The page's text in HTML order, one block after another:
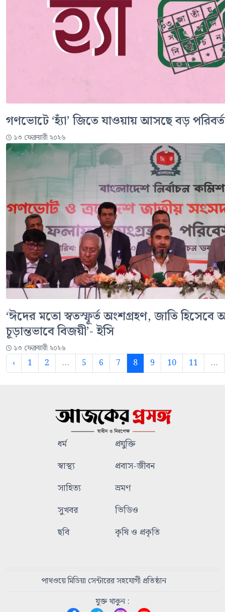
গণভোটে ‘হ্যাঁ’ জিতে যাওয়ায় আসছে বড়
১৩ ফেব্রুয়ারী ২০২৬
‘ঈদের মতো স্বতস্ফূর্ত অংশগ্রহণ, জাতি হিসেবে
চূড়ান্তভাবে বিজয়ী’- ইসি
১৩ ফেব্রুয়ারী ২০২৬
‹ 1 2 ... 5 6 7 8 9 10 11 ...
ধর্ম
প্রযুক্তি
স্বাস্থ্য
প্রবাস-জীবন
সাহিত্য
ভ্রমণ
সুখবর
ভিডিও
ছবি
কৃষি ও প্রকৃতি
পাথওয়ে মিডিয়া সেন্টারের সহযোগী প্রতিষ্ঠান
যুক্ত থাকুন :